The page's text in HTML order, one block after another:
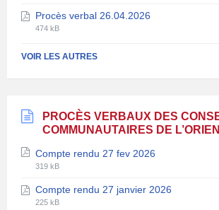
fichier:
pdf
fichier:
Procès verbal 26.04.2026
Extension
fichier:
Taille
fichier:
474 kB
VOIR LES AUTRES
PROCÈS VERBAUX DES
COMMUNAUTAIRES DE
Compte rendu 27 fev 2026
Extension
fichier:
pdf
Taille
fichier:
319 kB
Compte rendu 27 janvier 2026
Extension
Taille
225 kB